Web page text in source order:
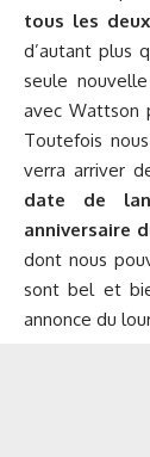
tous les
d’autant plus
seule
avec Wattson
Toutefois
verra arriver
date de
anniversaire
dont nous
sont bel et
annonce du